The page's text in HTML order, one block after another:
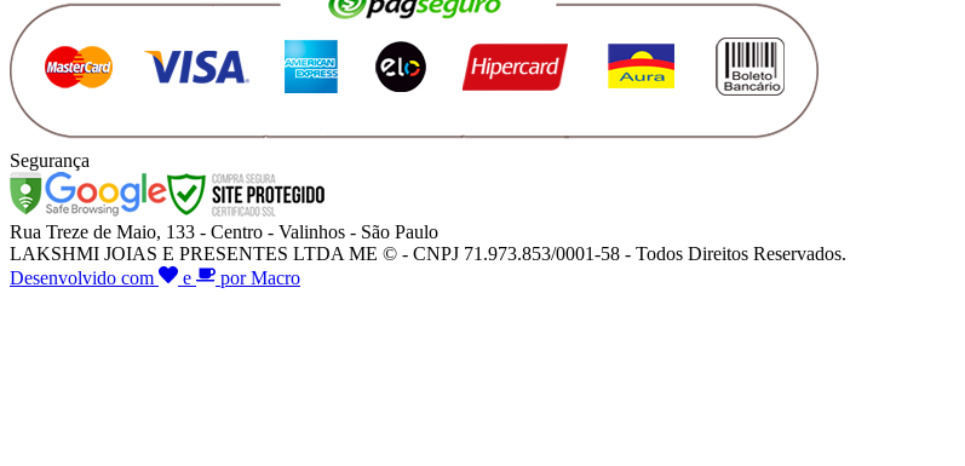
Segurança
Rua Treze de Maio, 133 - Centro - Valinhos - São Paulo
LAKSHMI JOIAS E PRESENTES LTDA ME © - CNPJ 71.973.853/0001-58 - Todos Direitos Reservados.
Desenvolvido com
e por Macro